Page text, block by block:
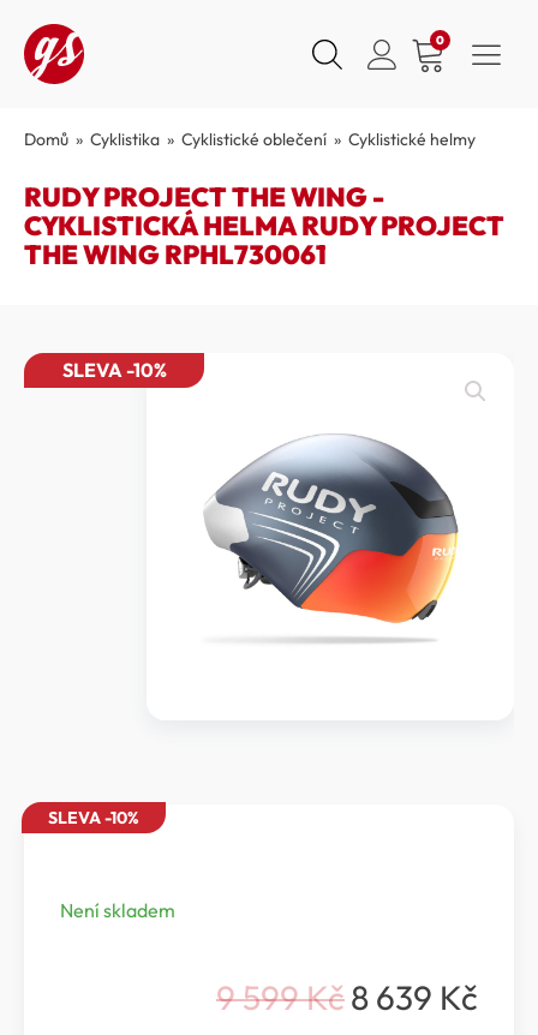
0
Domů » Cyklistika » Cyklistické oblečení » Cyklistické helmy
RUDY PROJECT THE WING -
CYKLISTICKÁ HELMA RUDY PROJECT
THE WING RPHL730061
SLEVA -10%
SLEVA -10%
Není skladem
9 599Kč
Původní 8 639 Kč
Aktuální